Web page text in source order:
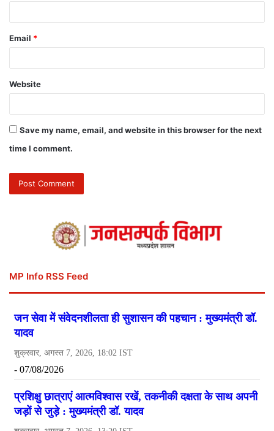
Email *
Website
Save my name, email, and website in this browser for the next
time I comment.
MP Info RSS Feed